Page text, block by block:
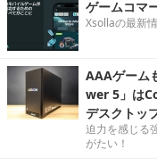
ゲームコマ
Xsollaの最新
AAAゲーム
wer 5」は
デスクトッ
迫力を感じる
がたい！